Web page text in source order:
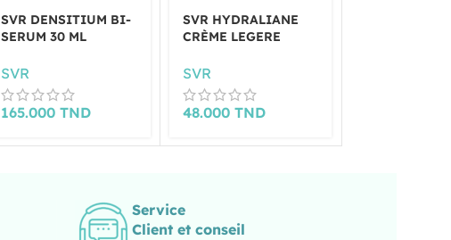
SVR DENSITIUM BI-
SERUM 30 ML
SVR
165.000TND
SVR HYDRALIANE
CRÈME LEGERE
SVR
48.000 TND
Service
Client et conseil